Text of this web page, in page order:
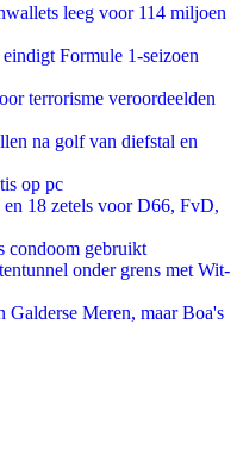
leeg voor 114 miljoen
Formule 1-seizoen
terrorisme veroordeelden
na golf van diefstal en
op pc
18 zetels voor D66, FvD,
condoom gebruikt
onder grens met Wit-
Galderse Meren, maar Boa's